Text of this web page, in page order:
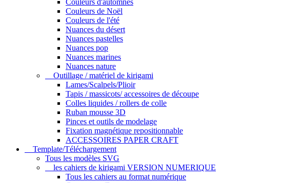
Couleurs d'automnes
Couleurs de Noël
Couleurs de l'été
Nuances du désert
Nuances pastelles
Nuances pop
Nuances marines
Nuances nature
Outillage / matériel de kirigami
Lames/Scalpels/Plioir
Tapis / massicots/ accessoires de découpe
Colles liquides / rollers de colle
Ruban mousse 3D
Pinces et outils de modelage
Fixation magnétique repositionnable
ACCESSOIRES PAPER CRAFT
Template/Téléchargement
Tous les modèles SVG
les cahiers de kirigami VERSION NUMERIQUE
Tous les cahiers au format numérique